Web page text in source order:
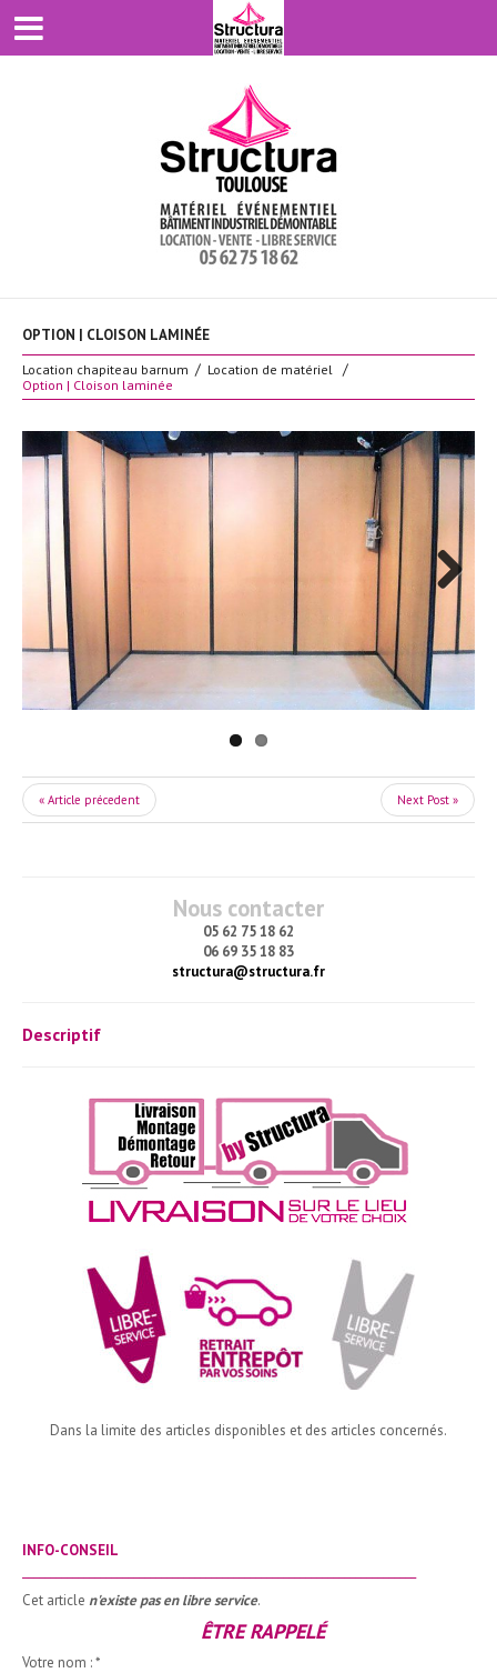
OPTION | CLOISON LAMINÉE
Location chapiteau barnum
Location de matériel
Option | Cloison laminée
Next
« Article précedent Next Post »
Nous contacter
05 62 75 18 62
06 69 35 18 83
structura@structura.fr
Descriptif
Dans la limite des articles disponibles et des articles concernés.
INFO-CONSEIL
Cet article n'existe pas en libre service.
ÊTRE RAPPELÉ
Votre nom :*